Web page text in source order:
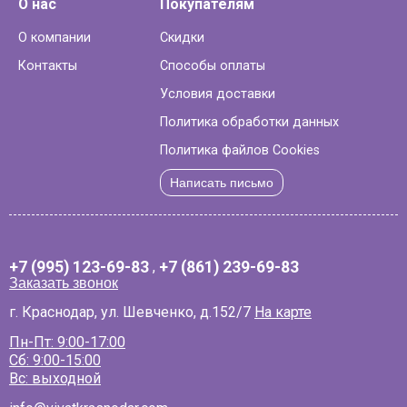
О нас
О компании
Контакты
Покупателям
Скидки
Способы оплаты
Условия доставки
Политика обработки данных
Политика файлов Cookies
Написать письмо
+7 (995) 123-69-83 , +7 (861) 239-69-83
Заказать звонок
г. Краснодар, ул. Шевченко, д.152/7 На карте
Пн-Пт: 9:00-17:00
Сб: 9:00-15:00
Вс: выходной